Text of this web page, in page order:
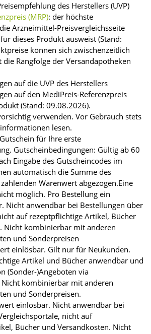
des Herstellers (UVP)
(MRP): der höchste
Arzneimittel-Preisvergleichsseite
dieses Produkt ausweist (Stand:
können sich zwischenzeitlich
Rangfolge der Versandapotheken
auf die UVP des Herstellers
auf den MediPreis-Referenzpreis
(Stand: 09.08.2026).
verwenden. Vor Gebrauch stets
lesen.
für Ihre erste
Gutscheinbedingungen: Gültig ab 60
Eingabe des Gutscheincodes im
automatisch die Summe des
Warenwert abgezogen.Eine
möglich. Pro Bestellung ein
Nicht anwendbar bei Bestellungen über
auf rezeptpflichtige Artikel, Bücher
Nicht kombinierbar mit anderen
und Sonderpreisen
einlösbar. Gilt nur für Neukunden.
Artikel und Bücher anwendbar und
(Sonder-)Angeboten via
kombinierbar mit anderen
und Sonderpreisen.
einlösbar. Nicht anwendbar bei
nicht auf
Bücher und Versandkosten. Nicht